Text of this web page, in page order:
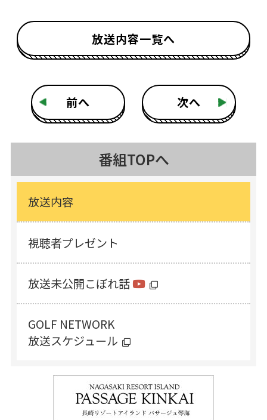
前へ
放送内容一覧へ
次へ
番組TOPへ
放送内容
視聴者プレゼント
放送未公開こぼれ話
GOLF NETWORK
放送スケジュール